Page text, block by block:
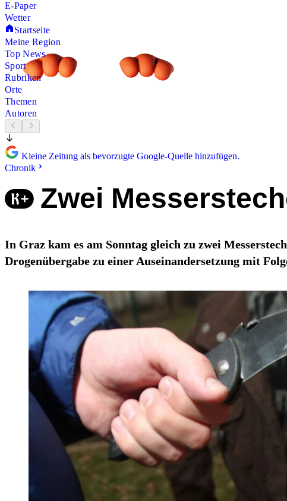
E-Paper
Wetter
Startseite
Meine Region
Top News
Sport
Rubriken
Orte
Themen
Autoren
Kleine Zeitung als bevorzugte Google-Quelle hinzufügen.
Chronik
Zwei
In Graz kam es am Sonntag gleich zu zwei
Drogenübergabe zu einer Auseinandersetzung mit